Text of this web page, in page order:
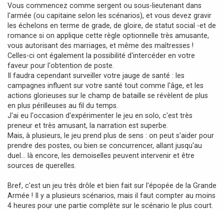
Vous commencez comme sergent ou sous-lieutenant dans
l'armée (ou capitaine selon les scénarios), et vous devez gravir
les échelons en terme de grade, de gloire, de statut social -et de
romance si on applique cette règle optionnelle très amusante,
vous autorisant des marriages, et même des maîtresses !
Celles-ci ont également la possibilité d'intercéder en votre
faveur pour l'obtention de poste.
Il faudra cependant surveiller votre jauge de santé : les
campagnes influent sur votre santé tout comme l'âge, et les
actions glorieuses sur le champ de bataille se révèlent de plus
en plus périlleuses au fil du temps.
J'ai eu l'occasion d'expérimenter le jeu en solo, c'est très
preneur et très amusant, la narration est superbe.
Mais, à plusieurs, le jeu prend plus de sens : on peut s'aider pour
prendre des postes, ou bien se concurrencer, allant jusqu'au
duel... là encore, les demoiselles peuvent intervenir et être
sources de querelles.
Bref, c'est un jeu très drôle et bien fait sur l'épopée de la Grande
Armée ! Il y a plusieurs scénarios, mais il faut compter au moins
4 heures pour une partie complète sur le scénario le plus court.